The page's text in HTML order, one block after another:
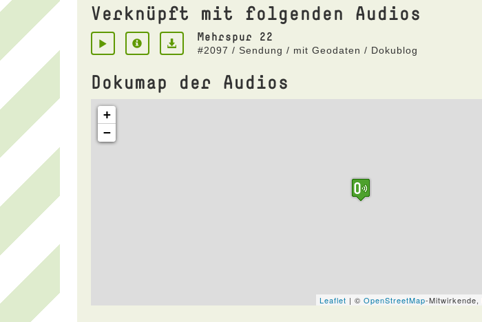
Verknüpft mit folgenden Audios
Mehrspur 22
#2097 / Sendung / mit Geodaten / Dokublog
Dokumap der Audios